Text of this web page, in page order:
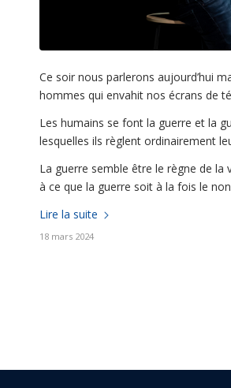
Ce soir nous parlerons aujourd’hui
hommes qui envahit nos écrans de
Les humains se font la guerre et la
lesquelles ils règlent ordinairement
La guerre semble être le règne de
à ce que la guerre soit à la fois le
Lire la suite
18 mars 2024